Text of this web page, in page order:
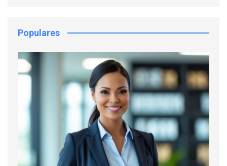
Populares